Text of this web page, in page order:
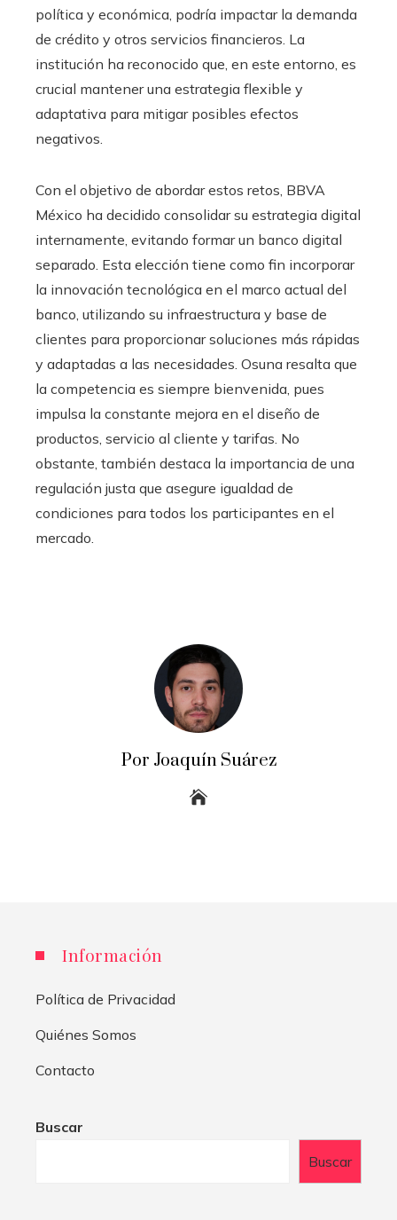
política y económica, podría impactar la demanda
de crédito y otros servicios financieros. La
institución ha reconocido que, en este entorno, es
crucial mantener una estrategia flexible y
adaptativa para mitigar posibles efectos
negativos.
Con el objetivo de abordar estos retos, BBVA
México ha decidido consolidar su estrategia digital
internamente, evitando formar un banco digital
separado. Esta elección tiene como fin incorporar
la innovación tecnológica en el marco actual del
banco, utilizando su infraestructura y base de
clientes para proporcionar soluciones más rápidas
y adaptadas a las necesidades. Osuna resalta que
la competencia es siempre bienvenida, pues
impulsa la constante mejora en el diseño de
productos, servicio al cliente y tarifas. No
obstante, también destaca la importancia de una
regulación justa que asegure igualdad de
condiciones para todos los participantes en el
mercado.
Por Joaquín Suárez
Información
Política de Privacidad
Quiénes Somos
Contacto
Buscar
Buscar